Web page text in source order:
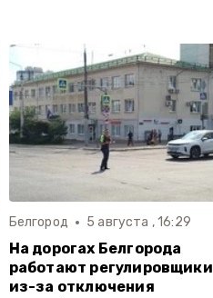
Белгород 5 августа , 16:29
На дорогах Белгорода
работают регулировщики
из-за отключения